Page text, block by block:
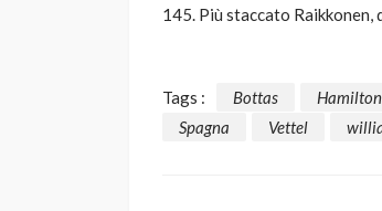
145. Più staccato
Tags : Bottas Hamilton
Spagna
Vettel